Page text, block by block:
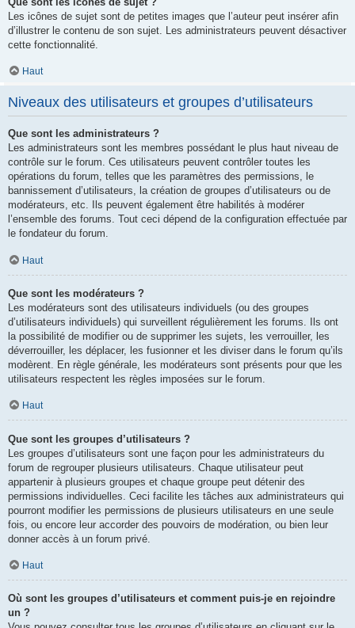
Les icônes de sujet sont de petites images que l’auteur peut insérer afin
d’illustrer le contenu de son sujet. Les administrateurs peuvent désactiver
cette fonctionnalité.
Haut
Niveaux des utilisateurs et groupes d’utilisateurs
Que sont les administrateurs ?
Les administrateurs sont les membres possédant le plus haut niveau de
contrôle sur le forum. Ces utilisateurs peuvent contrôler toutes les
opérations du forum, telles que les paramètres des permissions, le
bannissement d’utilisateurs, la création de groupes d’utilisateurs ou de
modérateurs, etc. Ils peuvent également être habilités à modérer
l’ensemble des forums. Tout ceci dépend de la configuration effectuée par
le fondateur du forum.
Haut
Que sont les modérateurs ?
Les modérateurs sont des utilisateurs individuels (ou des groupes
d’utilisateurs individuels) qui surveillent régulièrement les forums. Ils ont
la possibilité de modifier ou de supprimer les sujets, les verrouiller, les
déverrouiller, les déplacer, les fusionner et les diviser dans le forum qu’ils
modèrent. En règle générale, les modérateurs sont présents pour que les
utilisateurs respectent les règles imposées sur le forum.
Haut
Que sont les groupes d’utilisateurs ?
Les groupes d’utilisateurs sont une façon pour les administrateurs du
forum de regrouper plusieurs utilisateurs. Chaque utilisateur peut
appartenir à plusieurs groupes et chaque groupe peut détenir des
permissions individuelles. Ceci facilite les tâches aux administrateurs qui
pourront modifier les permissions de plusieurs utilisateurs en une seule
fois, ou encore leur accorder des pouvoirs de modération, ou bien leur
donner accès à un forum privé.
Haut
Où sont les groupes d’utilisateurs et comment puis-je en rejoindre
un ?